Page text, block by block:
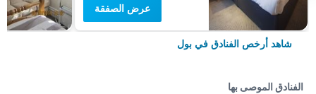
عرض الصفقة
شاهد أرخص الفنادق في بول
الفنادق الموصى بها